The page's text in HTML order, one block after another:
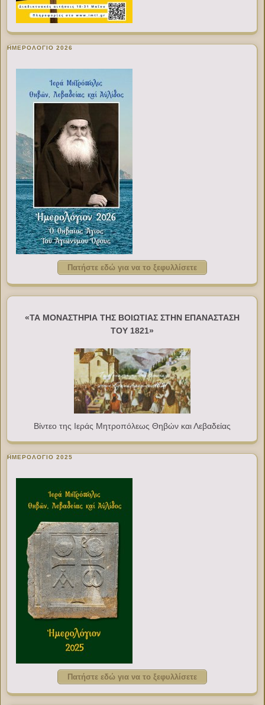
ΗΜΕΡΟΛΟΓΙΟ 2026
Πατήστε εδώ για να το ξεφυλλίσετε
«ΤΑ ΜΟΝΑΣΤΗΡΙΑ ΤΗΣ ΒΟΙΩΤΙΑΣ ΣΤΗΝ ΕΠΑΝΑΣΤΑΣΗ
ΤΟΥ 1821»
Βίντεο της Ιεράς Μητροπόλεως Θηβών και Λεβαδείας
ΗΜΕΡΟΛΟΓΙΟ 2025
Πατήστε εδώ για να το ξεφυλλίσετε